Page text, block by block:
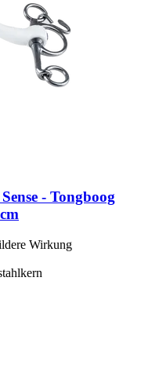
-​ Tongboog
Wirkung